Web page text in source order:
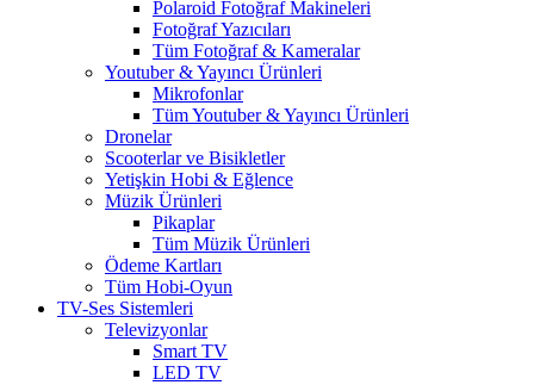
Polaroid Fotoğraf Makineleri
Fotoğraf Yazıcıları
Tüm Fotoğraf & Kameralar
Youtuber & Yayıncı Ürünleri
Mikrofonlar
Tüm Youtuber & Yayıncı Ürünleri
Dronelar
Scooterlar ve Bisikletler
Yetişkin Hobi & Eğlence
Müzik Ürünleri
Pikaplar
Tüm Müzik Ürünleri
Ödeme Kartları
Tüm Hobi-Oyun
TV-Ses Sistemleri
Televizyonlar
Smart TV
LED TV